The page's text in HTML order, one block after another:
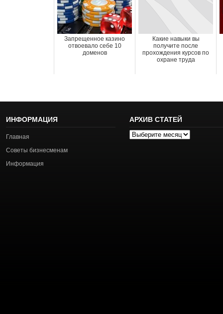
Запрещенное казино
отвоевало себе 10
доменов
Какие навыки вы
получите после
прохождения курсов по
охране труда
ИНФОРМАЦИЯ
Главная
Советы бизнесменам
Информация
АРХИВ СТАТЕЙ
Архив